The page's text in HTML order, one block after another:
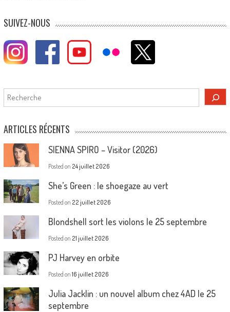
SUIVEZ-NOUS
Rechercher
ARTICLES RÉCENTS
SIENNA SPIRO – Visitor (2026)
Posted on 24 juillet 2026
She’s Green : le shoegaze au vert
Posted on 22 juillet 2026
Blondshell sort les violons le 25 septembre
Posted on 21 juillet 2026
PJ Harvey en orbite
Posted on 16 juillet 2026
Julia Jacklin : un nouvel album chez 4AD le 25
septembre